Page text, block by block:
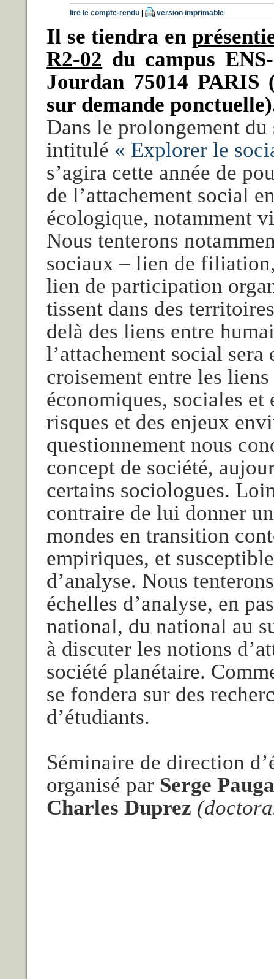
lire le compte-rendu version imprimable
Il se tiendra en
R2-02 du campus
Jourdan 75014
sur demande
Dans le prolongement du
intitulé « Explorer le
s’agira cette année de
de l’attachement social
écologique, notamment
Nous tenterons
sociaux – lien de
lien de participation
tissent dans des
delà des liens entre
l’attachement social sera
croisement entre les
économiques, sociales
risques et des enjeux
questionnement nous
concept de société,
certains sociologues.
contraire de lui donner
mondes en transition
empiriques, et
d’analyse. Nous
échelles d’analyse, en
national, du national au
à discuter les notions
société planétaire.
se fondera sur des
d’étudiants.
Séminaire de direction
organisé par Serge
Charles Duprez